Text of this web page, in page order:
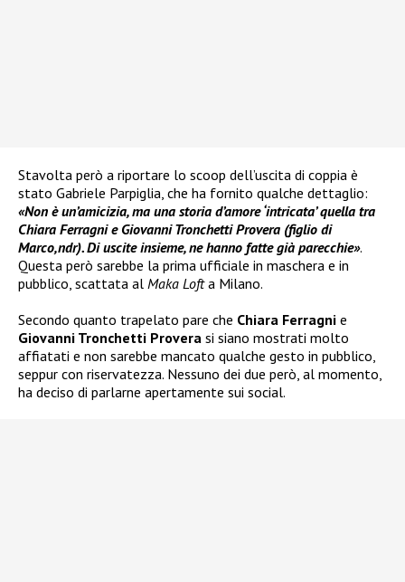
Stavolta però a riportare lo scoop dell’uscita di coppia è
stato Gabriele Parpiglia, che ha fornito qualche dettaglio:
«Non è un’amicizia, ma una storia d’amore ‘intricata’ quella tra
Chiara Ferragni e Giovanni Tronchetti Provera (figlio di
Marco,ndr). Di uscite insieme, ne hanno fatte già parecchie».
Questa però sarebbe la prima ufficiale in maschera e in
pubblico, scattata al Maka Lofta Milano.
Secondo quanto trapelato pare che Chiara Ferragni e
Giovanni Tronchetti Provera si siano mostrati molto
affiatati e non sarebbe mancato qualche gesto in pubblico,
seppur con riservatezza. Nessuno dei due però, al momento,
ha deciso di parlarne apertamente sui social.